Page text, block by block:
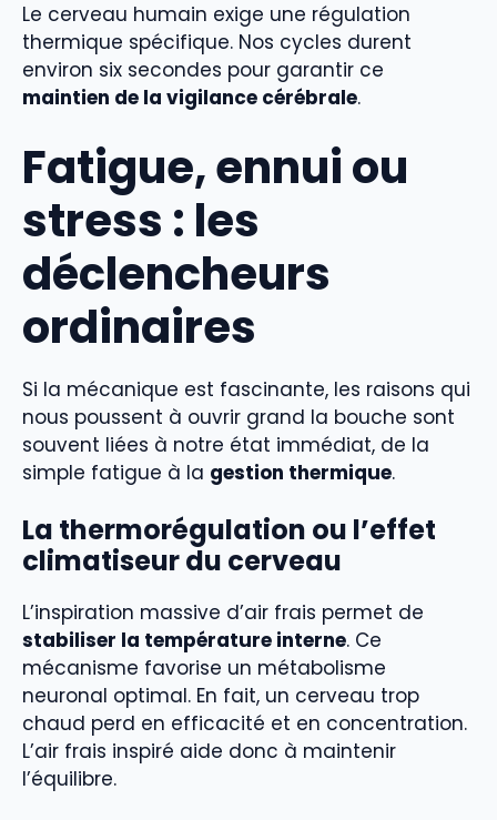
Le cerveau humain exige une régulation
thermique spécifique. Nos cycles durent
environ six secondes pour garantir ce
maintien de la vigilance cérébrale.
Fatigue, ennui ou
stress : les
déclencheurs
ordinaires
Si la mécanique est fascinante, les raisons qui
nous poussent à ouvrir grand la bouche sont
souvent liées à notre état immédiat, de la
simple fatigue à la gestion thermique.
La thermorégulation ou l’effet
climatiseur du cerveau
L’inspiration massive d’air frais permet de
stabiliser la température interne. Ce
mécanisme favorise un métabolisme
neuronal optimal. En fait, un cerveau trop
chaud perd en efficacité et en concentration.
L’air frais inspiré aide donc à maintenir
l’équilibre.